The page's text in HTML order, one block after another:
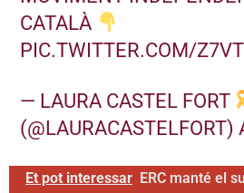
CATALÀ
PIC.TWITTER.COM/
— LAURA CASTEL FORT
(@LAURACASTELFORT)
Et pot interessar ERC manté el